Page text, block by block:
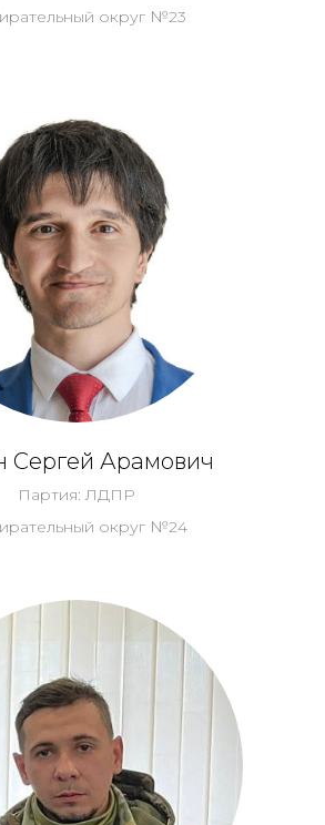
округ №23
Сергей Арамович
Партия: ЛДПР
округ №24